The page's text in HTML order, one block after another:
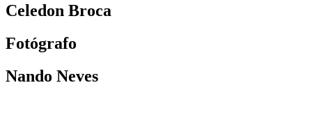
Celedon Broca
Fotógrafo
Nando Neves